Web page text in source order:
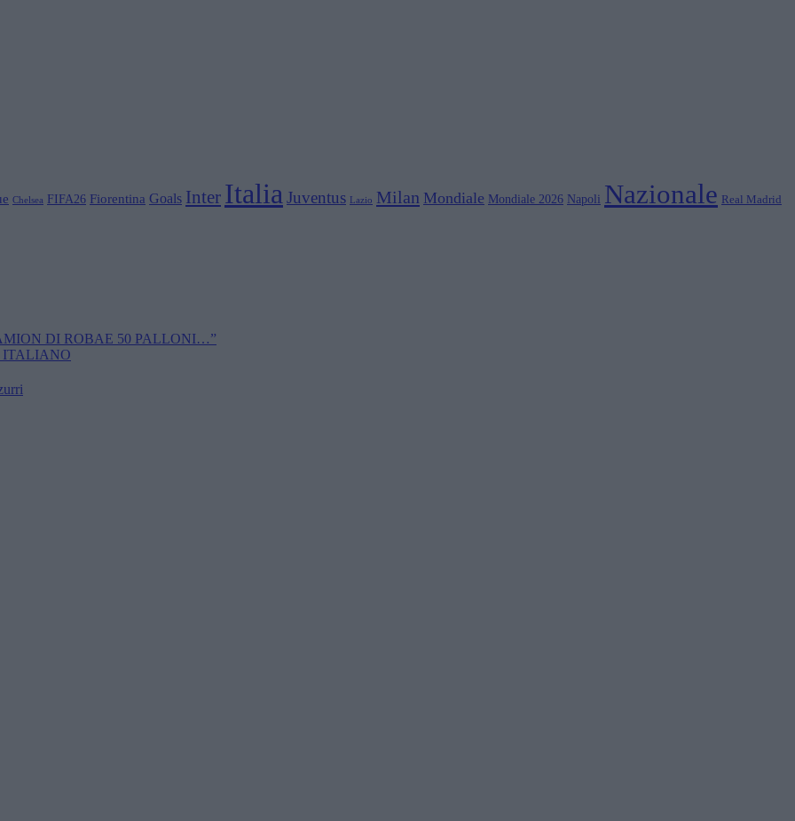
Chelsea FIFA26 Fiorentina Goals Inter Italia Juventus Lazio Milan Mondiale Mondiale 2026 Napoli Nazionale Real Madrid
DI ROBAE 50 PALLONI…”
ITALIANO